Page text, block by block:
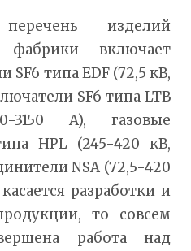
изделий
фабрики включает
типа EDF (72,5 кВ,
SF6 типа LTB
3150 A), газовые
HPL (245-420 кВ,
NSA (72,5-420
разработки и
то совсем
работа над